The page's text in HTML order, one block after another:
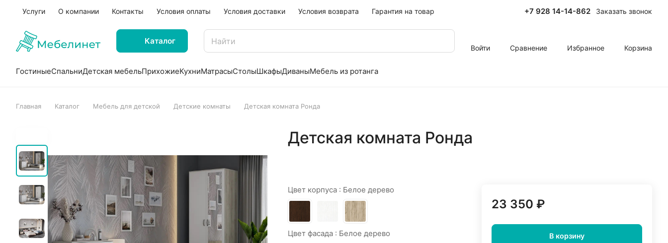
Услуги О компании Контакты Условия оплаты Условия доставки Условия возврата Гарантия на товар +7 928 14-14-862 Заказать звонок
Каталог
Войти Сравнение Избранное Корзина
ГостиныеСпальниДетская мебельПрихожиеКухниМатрасыСтолыШкафыДиваныМебель из ротанга
Главная Каталог Мебель для детской Детские комнаты Детская комната Ронда
Детская комната Ронда
Цвет корпуса : Белое дерево
Цвет фасада : Белое дерево
23 350 ₽
В корзину